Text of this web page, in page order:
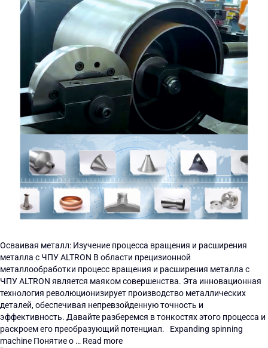
Осваивая металл: Изучение процесса вращения и расширения
металла с ЧПУ ALTRON В области прецизионной
металлообработки процесс вращения и расширения металла с
ЧПУ ALTRON является маяком совершенства. Эта инновационная
технология революционизирует производство металлических
деталей, обеспечивая непревзойденную точность и
эффективность. Давайте разберемся в тонкостях этого процесса и
раскроем его преобразующий потенциал. Expanding spinning
machine Понятие о … Read more